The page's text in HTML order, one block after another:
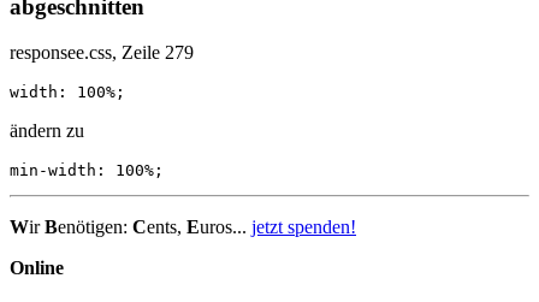
abgeschnitten
responsee.css, Zeile 279
width: 100%;
ändern zu
min-width: 100%;
WirBenötigen: Cents, Euros... jetzt spenden!
Online